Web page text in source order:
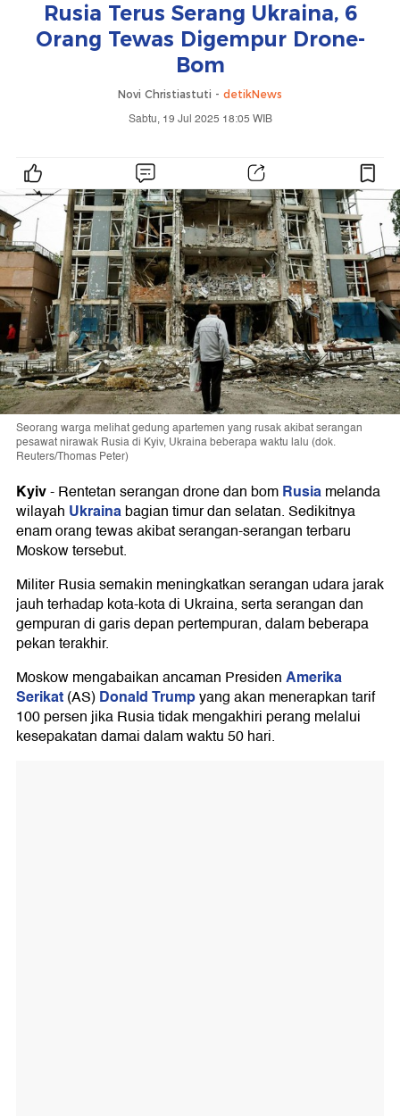
Rusia Terus Serang Ukraina, 6
Orang Tewas Digempur Drone-
Bom
Novi Christiastuti - detikNews
Sabtu, 19 Jul 2025 18:05 WIB
Seorang warga melihat gedung apartemen yang rusak akibat serangan
pesawat nirawak Rusia di Kyiv, Ukraina beberapa waktu lalu (dok.
Reuters/Thomas Peter)
Kyiv-Rentetan serangan drone dan bomRusiamelanda
wilayah Ukrainabagian timur dan selatan. Sedikitnya
enam orang tewas akibat serangan-serangan terbaru
Moskow tersebut.
Militer Rusia semakin meningkatkan serangan udara jarak
jauh terhadap kota-kota di Ukraina, serta serangan dan
gempuran di garis depan pertempuran, dalam beberapa
pekan terakhir.
Moskow mengabaikan ancaman PresidenAmerika
Serikat(AS)Donald Trumpyang akan menerapkan tarif
100 persen jika Rusia tidak mengakhiri perang melalui
kesepakatan damai dalam waktu 50 hari.